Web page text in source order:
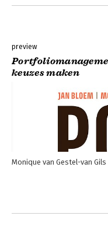
preview
keuzes maken
Monique van Gestel-van Gils